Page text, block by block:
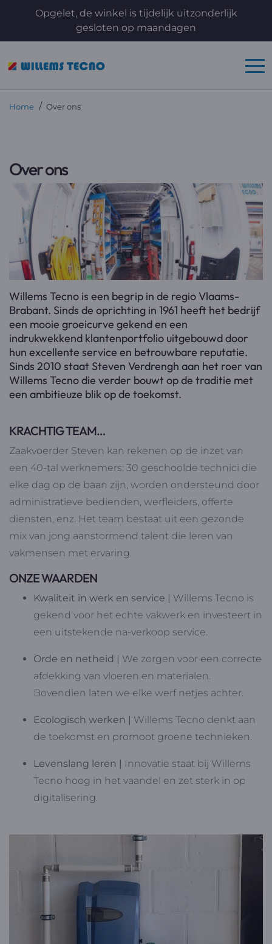
Opgelet, de winkel is tijdelijk uitzonderlijk
gesloten op maandagen
Home / Over ons
Over ons
Willems Tecno is een begrip in de regio Vlaams-
Brabant. Sinds de oprichting in 1961 heeft het bedrijf
een mooie groeicurve gekend en een
indrukwekkend klantenportfolio uitgebouwd door
hun excellente service en betrouwbare reputatie.
Sinds 2010 staat Steven Verdrengh aan het roer van
Willems Tecno die verder bouwt op de traditie met
een ambitieuze blik op de toekomst.
KRACHTIG TEAM…
Zaakvoerder Steven kan rekenen op de inzet van
een 40-tal werknemers: 30 geschoolde technici die
elke dag op de baan zijn, worden ondersteund door
administratieve bedienden, werfleiders, offerte
diensten, enz. Het team bestaat uit een gezonde
mix van jong aanstormend talent die leren van
vakmensen met ervaring.
ONZE WAARDEN
Kwaliteit in werk en service | Willems Tecno is
gekend voor het echte vakwerk en investeert in
een uitstekende na-verkoop service.
Orde en netheid | We zorgen voor een correcte
afdekking van vloeren en materialen.
Bovendien laten we elke werf netjes achter.
Ecologisch werken |
Willems Tecno denkt aan
de toekomst en promoot groene technieken.
Levenslang leren |
Innovatie staat bij Willems
Tecno hoog in het vaandel en zet sterk in op
digitalisering.